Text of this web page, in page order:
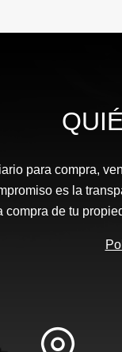
para compra,
es la
compra de tu